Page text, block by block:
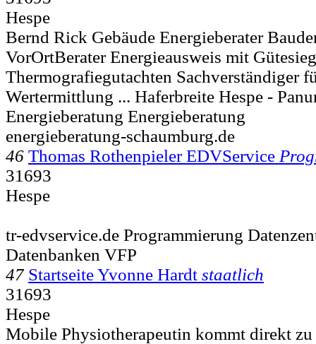
Hespe
Bernd Rick Gebäude Energieberater
VorOrtBerater Energieausweis mit
Thermografiegutachten Sachverständiger
Wertermittlung ... Haferbreite Hespe -
Energieberatung Energieberatung
energieberatung-schaumburg.de
46 Thomas Rothenpieler EDVService
31693
Hespe
tr-edvservice.de Programmierung
Datenbanken VFP
47 Startseite Yvonne Hardt staatlich
31693
Hespe
Mobile Physiotherapeutin kommt direkt zu